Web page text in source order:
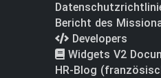
Bericht des
Developers
Widgets V2
HR-Blog